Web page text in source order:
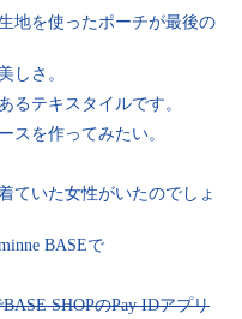
地を使ったポーチが最後の
しさ。
るテキスタイルです。
スを作ってみたい。
ていた女性がいたのでしょ
BASEで
SHOPのPay IDアプリ